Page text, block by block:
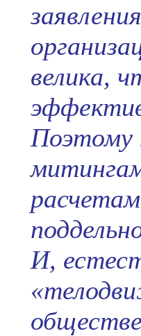
велика,
Поэтому
И,